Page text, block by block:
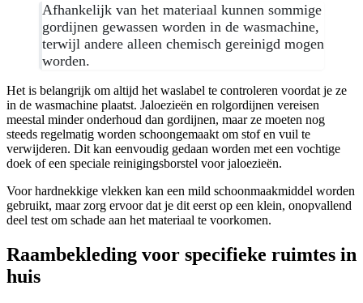
Afhankelijk van het materiaal kunnen sommige
gordijnen gewassen worden in de wasmachine,
terwijl andere alleen chemisch gereinigd mogen
worden.
Het is belangrijk om altijd het waslabel te controleren voordat je ze
in de wasmachine plaatst. Jaloezieën en rolgordijnen vereisen
meestal minder onderhoud dan gordijnen, maar ze moeten nog
steeds regelmatig worden schoongemaakt om stof en vuil te
verwijderen. Dit kan eenvoudig gedaan worden met een vochtige
doek of een speciale reinigingsborstel voor jaloezieën.
Voor hardnekkige vlekken kan een mild schoonmaakmiddel worden
gebruikt, maar zorg ervoor dat je dit eerst op een klein, onopvallend
deel test om schade aan het materiaal te voorkomen.
Raambekleding voor specifieke ruimtes in
huis